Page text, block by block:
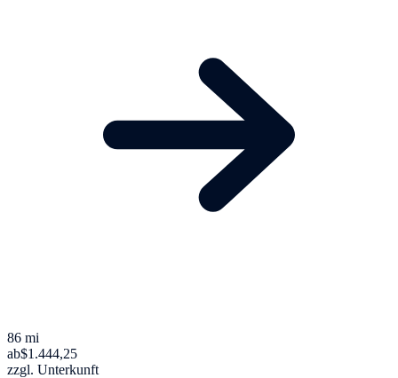
86 mi
ab$1.444,25
zzgl. Unterkunft